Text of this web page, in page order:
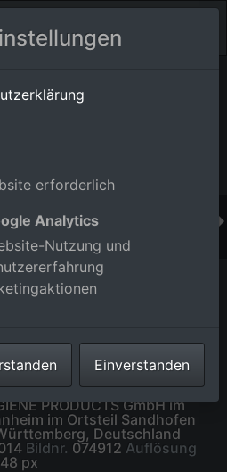
Sandhofen
auf dem
PRODUCTS GmbH im
im Ortsteil Sandhofen
Deutschland
Bildnr. 074912 Auflösung
px
erforderlich
Analytics
Nutzung und
Einverstanden